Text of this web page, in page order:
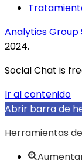
Analytics Group
2024.
Social Chat is
Ir al contenido
Abrir barra de
Herramientas